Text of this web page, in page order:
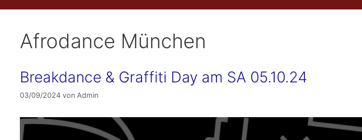
Afrodance München
Breakdance & Graffiti Day am SA 05.10.24
03/09/2024 von Admin